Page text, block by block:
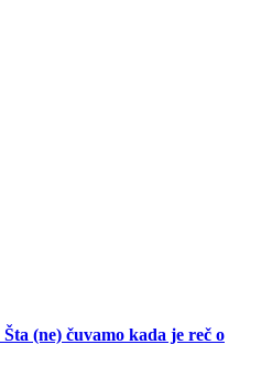
(ne) čuvamo kada je reč o